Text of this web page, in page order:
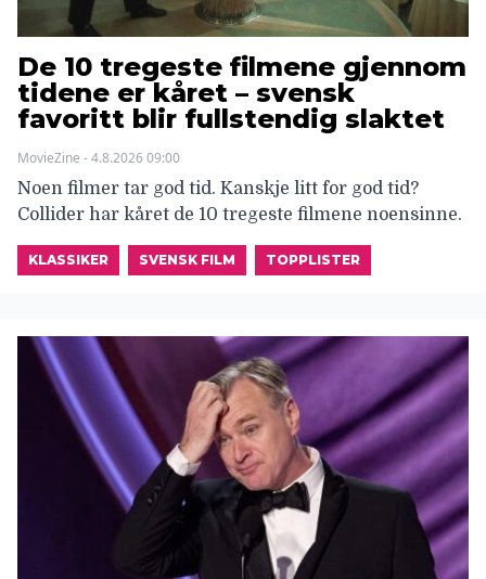
De 10 tregeste filmene gjennom
tidene er kåret – svensk
favoritt blir fullstendig slaktet
MovieZine - 4.8.2026 09:00
Noen filmer tar god tid. Kanskje litt for god tid?
Collider har kåret de 10 tregeste filmene noensinne.
KLASSIKER SVENSK FILM TOPPLISTER